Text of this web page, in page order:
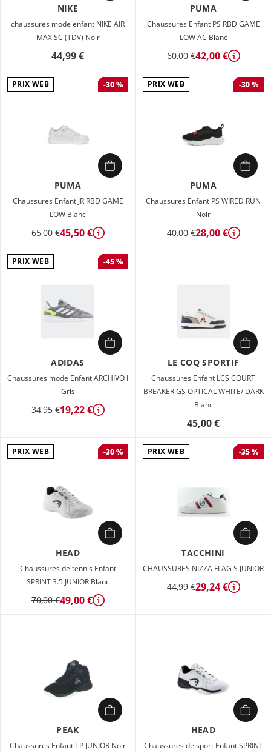
NIKE
chaussures mode enfant NIKE AIR
MAX SC (TDV) Noir
44,99 €
PUMA
Chaussures Enfant PS RBD GAME
LOW AC Blanc
60,00 €42,00 € Détails
PRIX WEB -30 %
PUMA
Chaussures Enfant JR RBD GAME
LOW Blanc
65,00 €45,50 € Détails
PRIX WEB -30 %
PUMA
Chaussures Enfant PS WIRED RUN
Noir
40,00 €28,00 € Détails
PRIX WEB -45 %
ADIDAS
Chaussures mode Enfant ARCHIVO I
Gris
34,95 €19,22 € Détails
LE COQ SPORTIF
Chaussures Enfant LCS COURT
BREAKER GS OPTICAL WHITE/ DARK
Blanc
45,00 €
PRIX WEB -30 %
HEAD
Chaussures de tennis Enfant
SPRINT 3.5 JUNIOR Blanc
70,00 €49,00 € Détails
PRIX WEB -35 %
TACCHINI
CHAUSSURES NIZZA FLAG S JUNIOR
44,99 €29,24 € Détails
PEAK
Chaussures Enfant TP JUNIOR Noir
HEAD
Chaussures de sport Enfant SPRINT